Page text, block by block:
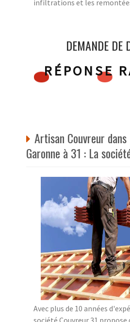
infiltrations et les
DEMANDE DE
RÉPONSE
Artisan Couvreur
Garonne à 31 : La
Avec plus de 10 années
société Couvreur 31 propose